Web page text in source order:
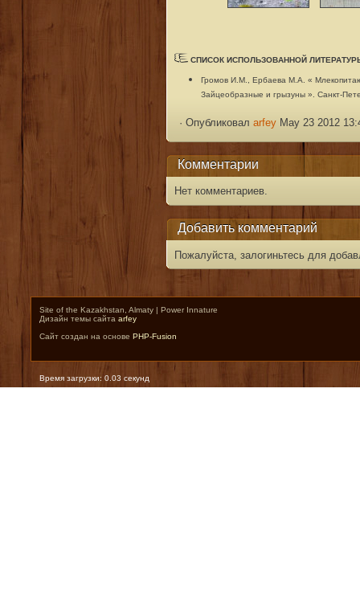
СПИСОК ИСПОЛЬЗОВАННОЙ
Громов И.М., Ербаева М.А. «
Зайцеобразные и грызуны ». Санкт-
· Опубликовалarfey May 23 2012
Комментарии
Нет комментариев.
Добавить комментарий
Пожалуйста, залогиньтесь для
Site of the Kazakhstan, Almaty | Power Innature
Дизайн темы сайта arfey
Сайт создан на основе PHP-Fusion
Время загрузки: 0.03 секунд